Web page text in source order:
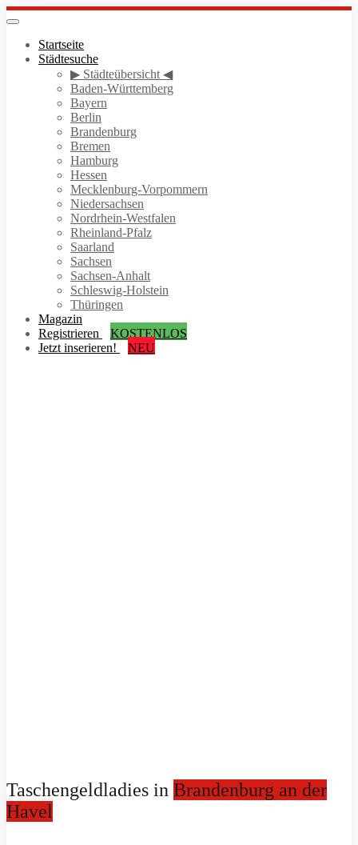
Skip
to
main
content
Toggle
navigationStartseite
Städtesuche
▶ Städteübersicht ◀
Baden-Württemberg
Bayern
Berlin
Brandenburg
Bremen
Hamburg
Hessen
Mecklenburg-Vorpommern
Niedersachsen
Nordrhein-Westfalen
Rheinland-Pfalz
Saarland
Sachsen
Sachsen-Anhalt
Schleswig-Holstein
Thüringen
Magazin
Registrieren
KOSTENLOS
Jetzt inserieren!
NEU
Taschengeldladies in Brandenburg an der
Havel